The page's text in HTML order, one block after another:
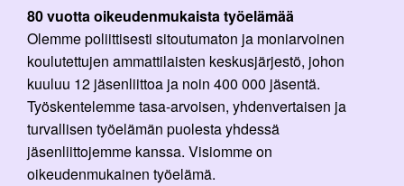
80 vuotta oikeudenmukaista työelämää
Olemme poliittisesti sitoutumaton ja moniarvoinen
koulutettujen ammattilaisten keskusjärjestö, johon
kuuluu 12 jäsenliittoa ja noin 400 000 jäsentä.
Työskentelemme tasa-arvoisen, yhdenvertaisen ja
turvallisen työelämän puolesta yhdessä
jäsenliittojemme kanssa. Visiomme on
oikeudenmukainen työelämä.